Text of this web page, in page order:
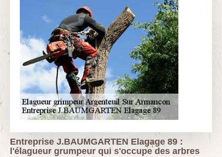
Entreprise J.BAUMGARTEN Elagage 89 :
l'élagueur grumpeur qui s'occupe des arbres